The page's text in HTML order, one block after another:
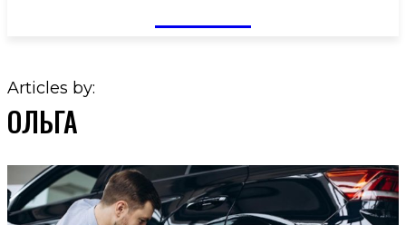
Articles by:
ОЛЬГА